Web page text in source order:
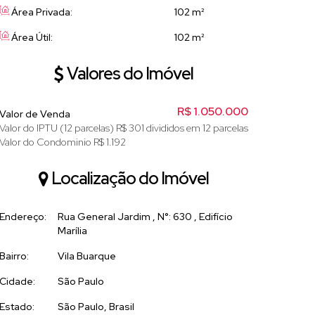
Área Privada:
102 m²
Área Útil:
102 m²
Valores do Imóvel
R$1.050.000
Valor de Venda
Valor do IPTU (12 parcelas) R$301 divididos em 12 parcelas
Valor do Condominio R$1.192
Localização do Imóvel
Endereço: Rua General Jardim , N°: 630 , Edifício
Marília
Bairro:
Vila Buarque
Cidade:
São Paulo
Estado:
São Paulo, Brasil